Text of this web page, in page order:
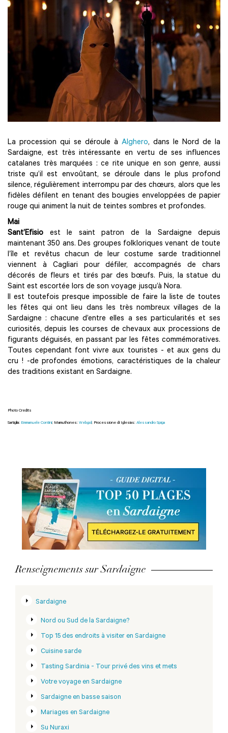
La procession qui se déroule à Alghero, dans le Nord de la
Sardaigne, est très intéressante en vertu de ses influences
catalanes très marquées : ce rite unique en son genre, aussi
triste qu’il est envoûtant, se déroule dans le plus profond
silence, régulièrement interrompu par des chœurs, alors que les
fidèles défilent en tenant des bougies enveloppées de papier
rouge qui animent la nuit de teintes sombres et profondes.
Mai
Sant’Efisio est le saint patron de la Sardaigne depuis
maintenant 350 ans. Des groupes folkloriques venant de toute
l’île et revêtus chacun de leur costume sarde traditionnel
viennent à Cagliari pour défiler, accompagnés de chars
décorés de fleurs et tirés par des bœufs. Puis, la statue du
Saint est escortée lors de son voyage jusqu’à Nora.
Il est toutefois presque impossible de faire la liste de toutes
les fêtes qui ont lieu dans les très nombreux villages de la
Sardaigne : chacune d’entre elles a ses particularités et ses
curiosités, depuis les courses de chevaux aux processions de
figurants déguisés, en passant par les fêtes commémoratives.
Toutes cependant font vivre aux touristes - et aux gens du
cru ! -de profondes émotions, caractéristiques de la chaleur
des traditions existant en Sardaigne.
Photo Credits
Sartiglia: Emmanuele Contini; Mamuthones: Webgol; Processione di Iglesias: Alessandro Spiga
Renseignements sur Sardaigne
Sardaigne
Nord ou Sud de la Sardaigne?
Top 15 des endroits à visiter en Sardaigne
Cuisine sarde
Tasting Sardinia - Tour privé des vins et mets
Votre voyage en Sardaigne
Sardaigne en basse saison
Mariages en Sardaigne
Su Nuraxi